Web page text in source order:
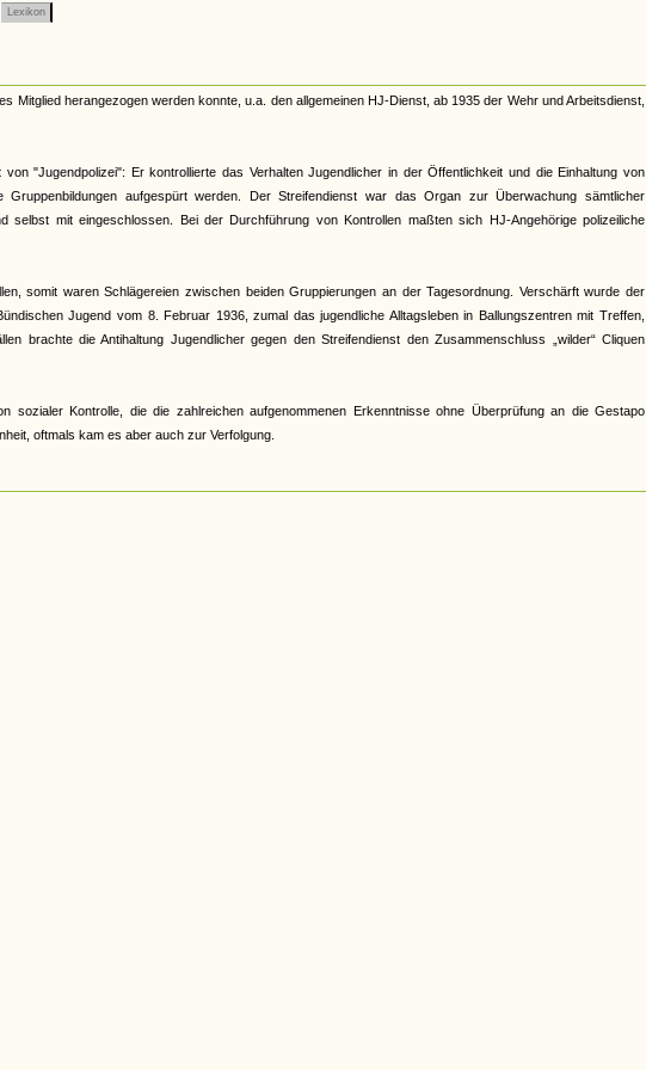
Lexikon
Mitglied herangezogen werden konnte, u.a. den allgemeinen HJ-Dienst, ab 1935 der Wehr und Arbeitsdienst,
"Jugendpolizei": Er kontrollierte das Verhalten Jugendlicher in der Öffentlichkeit und die Einhaltung von
aufgespürt werden. Der Streifendienst war das Organ zur Überwachung sämtlicher
selbst mit eingeschlossen. Bei der Durchführung von Kontrollen maßten sich HJ-Angehörige polizeiliche
somit waren Schlägereien zwischen beiden Gruppierungen an der Tagesordnung. Verschärft wurde der
Jugend vom 8. Februar 1936, zumal das jugendliche Alltagsleben in Ballungszentren mit Treffen,
brachte die Antihaltung Jugendlicher gegen den Streifendienst den Zusammenschluss „wilder“ Cliquen
sozialer Kontrolle, die die zahlreichen aufgenommenen Erkenntnisse ohne Überprüfung an die Gestapo
oftmals kam es aber auch zur Verfolgung.